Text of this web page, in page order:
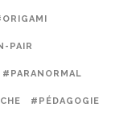
PAIR
#PARANORMAL
#PÉDAGOGIE